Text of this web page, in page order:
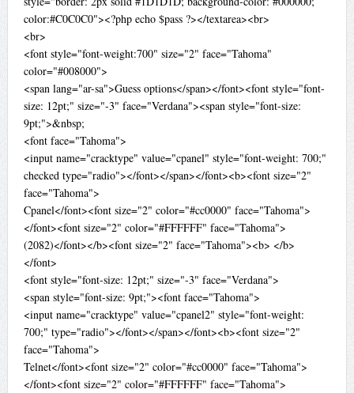
color:#C0C0C0"><?php echo $pass ?></textarea><br>
<br>
<font style="font-weight:700" size="2" face="Tahoma"
color="#008000">
<span lang="ar-sa">Guess options</span></font><font style="font-
size: 12pt;" size="-3" face="Verdana"><span style="font-size:
9pt;">&nbsp;
<font face="Tahoma">
<input name="cracktype" value="cpanel" style="font-weight: 700;"
checked type="radio"></font></span></font><b><font size="2"
face="Tahoma">
Cpanel</font><font size="2" color="#cc0000" face="Tahoma">
</font><font size="2" color="#FFFFFF" face="Tahoma">
(2082)</font></b><font size="2" face="Tahoma"><b> </b>
</font>
<font style="font-size: 12pt;" size="-3" face="Verdana">
<span style="font-size: 9pt;"><font face="Tahoma">
<input name="cracktype" value="cpanel2" style="font-weight:
700;" type="radio"></font></span></font><b><font size="2"
face="Tahoma">
Telnet</font><font size="2" color="#cc0000" face="Tahoma">
</font><font size="2" color="#FFFFFF" face="Tahoma">